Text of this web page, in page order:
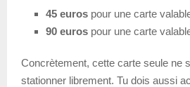
45 euros pour une carte
90 euros pour une carte
Concrètement, cette carte seule ne
stationner librement. Tu dois aussi